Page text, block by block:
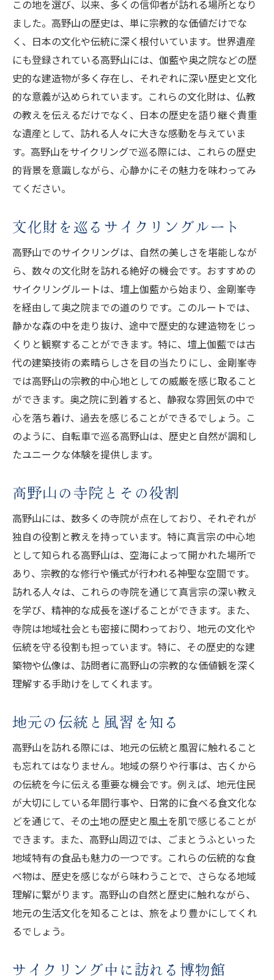
この地を選び、以来、多くの信仰者が訪れる場所となり
ました。高野山の歴史は、単に宗教的な価値だけでな
く、日本の文化や伝統に深く根付いています。世界遺産
にも登録されている高野山には、伽藍や奥之院などの歴
史的な建造物が多く存在し、それぞれに深い歴史と文化
的な意義が込められています。これらの文化財は、仏教
の教えを伝えるだけでなく、日本の歴史を語り継ぐ貴重
な遺産として、訪れる人々に大きな感動を与えていま
す。高野山をサイクリングで巡る際には、これらの歴史
的背景を意識しながら、心静かにその魅力を味わってみ
てください。
文化財を巡るサイクリングルート
高野山でのサイクリングは、自然の美しさを堪能しなが
ら、数々の文化財を訪れる絶好の機会です。おすすめの
サイクリングルートは、壇上伽藍から始まり、金剛峯寺
を経由して奥之院までの道のりです。このルートでは、
静かな森の中を走り抜け、途中で歴史的な建造物をじっ
くりと観察することができます。特に、壇上伽藍では古
代の建築技術の素晴らしさを目の当たりにし、金剛峯寺
では高野山の宗教的中心地としての威厳を感じ取ること
ができます。奥之院に到着すると、静寂な雰囲気の中で
心を落ち着け、過去を感じることができるでしょう。こ
のように、自転車で巡る高野山は、歴史と自然が調和し
たユニークな体験を提供します。
高野山の寺院とその役割
高野山には、数多くの寺院が点在しており、それぞれが
独自の役割と教えを持っています。特に真言宗の中心地
として知られる高野山は、空海によって開かれた場所で
あり、宗教的な修行や儀式が行われる神聖な空間です。
訪れる人々は、これらの寺院を通じて真言宗の深い教え
を学び、精神的な成長を遂げることができます。また、
寺院は地域社会とも密接に関わっており、地元の文化や
伝統を守る役割も担っています。特に、その歴史的な建
築物や仏像は、訪問者に高野山の宗教的な価値観を深く
理解する手助けをしてくれます。
地元の伝統と風習を知る
高野山を訪れる際には、地元の伝統と風習に触れること
も忘れてはなりません。地域の祭りや行事は、古くから
の伝統を今に伝える重要な機会です。例えば、地元住民
が大切にしている年間行事や、日常的に食べる食文化な
どを通じて、その土地の歴史と風土を肌で感じることが
できます。また、高野山周辺では、ごまとうふといった
地域特有の食品も魅力の一つです。これらの伝統的な食
べ物は、歴史を感じながら味わうことで、さらなる地域
理解に繋がります。高野山の自然と歴史に触れながら、
地元の生活文化を知ることは、旅をより豊かにしてくれ
るでしょう。
サイクリング中に訪れる博物館